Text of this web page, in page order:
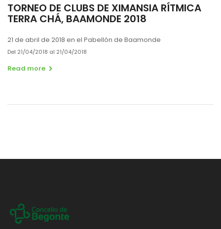
TORNEO DE CLUBS DE XIMANSIA RÍTMICA
TERRA CHÁ, BAAMONDE 2018
21 de abril de 2018 en el Pabellón de Baamonde
Del 21/04/2018 al 21/04/2018
Read more